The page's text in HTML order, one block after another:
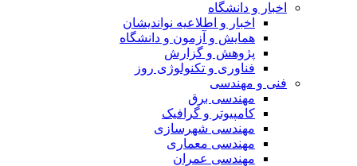
اخبار و دانشگاه
اخبار و اطلاعیه نواندیشان
همایش و آزمون و دانشگاه
پژوهش و گزارش
فناوری و تکنولوژی روز
فنی و مهندسی
مهندسی برق
کامپیوتر و گرافیک
مهندسی شهرسازی
مهندسی معماری
مهندسی عمران